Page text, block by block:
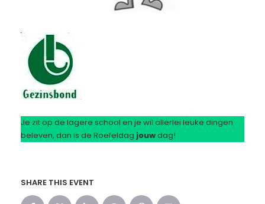
Je zit op de lagere school en je wil allerlei leuke dingen
beleven, dan is de Roefeldag jouwdag!
SHARE THIS EVENT